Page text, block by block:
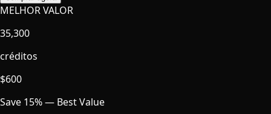
MELHOR VALOR
35,300
créditos
$600
Save 15% — Best Value